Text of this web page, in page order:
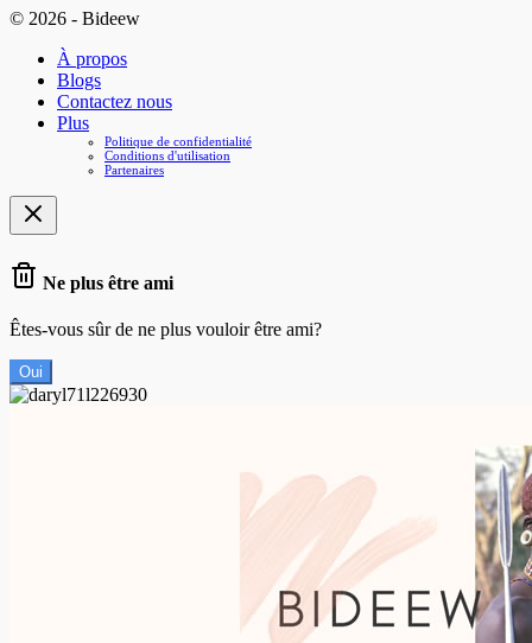
© 2026 - Bideew
À propos
Blogs
Contactez nous
Plus
Politique de confidentialité
Conditions d'utilisation
Partenaires
Ne plus être ami
Êtes-vous sûr de ne plus vouloir être ami?
Oui